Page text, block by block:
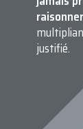
justifié.